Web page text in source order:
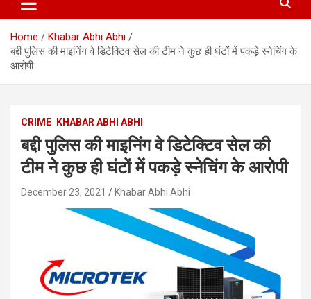
Home
Khabar Abhi Abhi
बद्दी पुलिस की माइनिंग वे डिटेक्टिव सेल की टीम ने कुछ ही घंटों में पकड़े स्नेचिंग के
आरोपी
CRIME KHABAR ABHI ABHI
बद्दी पुलिस की माइनिंग वे डिटेक्टिव सेल की
टीम ने कुछ ही घंटों में पकड़े स्नेचिंग के आरोपी
December 23, 2021 Khabar Abhi Abhi